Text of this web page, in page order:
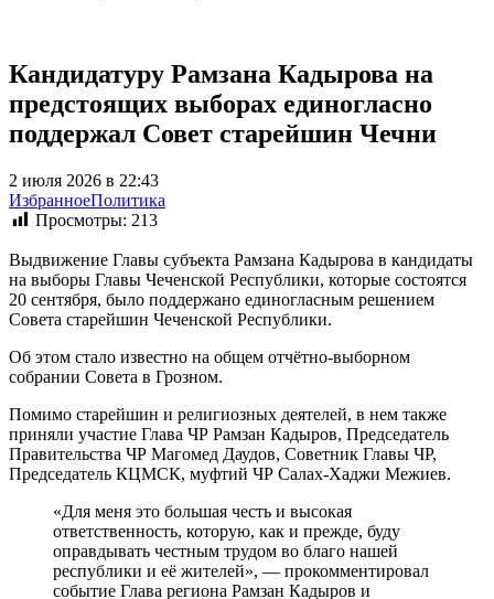
Кандидатуру Рамзана Кадырова на
предстоящих выборах единогласно
поддержал Совет старейшин Чечни
2 июля 2026 в 22:43
ИзбранноеПолитика
Просмотры: 213
Выдвижение Главы субъекта Рамзана Кадырова в кандидаты
на выборы Главы Чеченской Республики, которые состоятся
20 сентября, было поддержано единогласным решением
Совета старейшин Чеченской Республики.
Об этом стало известно на общем отчётно-выборном
собрании Совета в Грозном.
Помимо старейшин и религиозных деятелей, в нем также
приняли участие Глава ЧР Рамзан Кадыров, Председатель
Правительства ЧР Магомед Даудов, Советник Главы ЧР,
Председатель КЦМСК, муфтий ЧР Салах-Хаджи Межиев.
«Для меня это большая честь и высокая
ответственность, которую, как и прежде, буду
оправдывать честным трудом во благо нашей
республики и её жителей», — прокомментировал
событие Глава региона Рамзан Кадыров и